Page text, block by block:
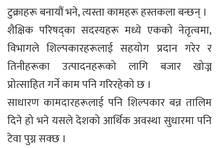
टुक्राहरू बनायौं भने, त्यस्ता कामहरू हस्तकला बन्छन् ।
शैक्षिक परिषद्का सदस्यहरू मध्ये एकको नेतृत्वमा,
विभागले शिल्पकारहरूलाई सहयोग प्रदान गरेर र
तिनीहरूका उत्पादनहरूको लागि बजार खोज्न
प्रोत्साहित गर्ने काम पनि गरिरहेको छ ।
साधारण कामदारहरूलाई पनि शिल्पकार बन्न तालिम
दिने हो भने यसले देशको आर्थिक अवस्था सुधारमा पनि
टेवा पुग्न सक्छ ।